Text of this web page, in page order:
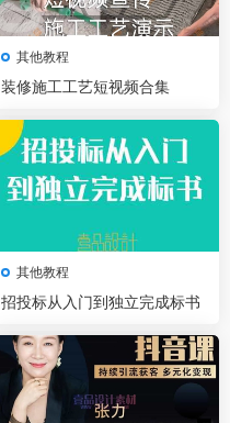
其他教程
装修施工工艺短视频合集
其他教程
招投标从入门到独立完成标书